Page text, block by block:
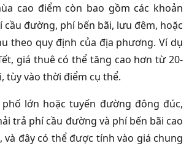
cao điểm còn bao gồm các khoản
đường, phí bến bãi, lưu đêm, hoặc
theo quy định của địa phương. Ví dụ
giá thuê có thể tăng cao hơn từ 20-
tùy vào thời điểm cụ thể.
lớn hoặc tuyến đường đông đúc,
trả phí cầu đường và phí bến bãi cao
đây có thể được tính vào giá chung